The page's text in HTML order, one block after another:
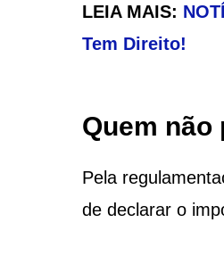
LEIA MAIS:
Tem Direito!
Quem não
Pela
de declarar o